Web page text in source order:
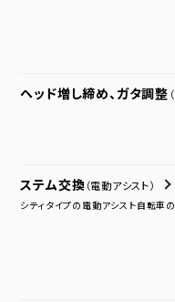
ヘッド増し締め、ガタ調整
ステム交換 （電動アシスト）
シティタイプの電動アシスト自転車